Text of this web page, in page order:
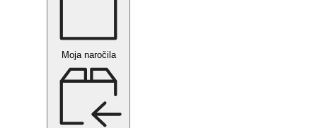
Moja naročila